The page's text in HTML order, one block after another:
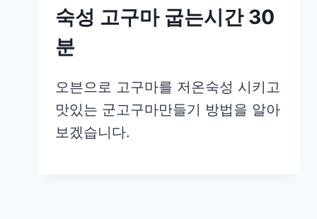
숙성 고구마 굽는시간 30
분
오븐으로 고구마를 저온숙성 시키고
맛있는 군고구마만들기 방법을 알아
보겠습니다.